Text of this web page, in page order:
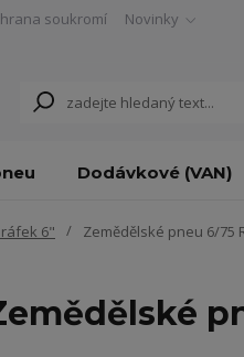
soukromí Novinky
Dodávkové (VAN)
6" Zemědělské pneu 6/75